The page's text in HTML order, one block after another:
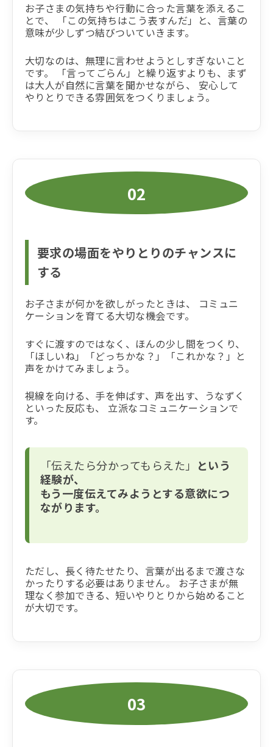
お子さまの気持ちや行動に合った言葉を添えるこ
とで、 「この気持ちはこう表すんだ」と、言葉の
意味が少しずつ結びついていきます。
大切なのは、無理に言わせようとしすぎないこと
です。 「言ってごらん」と繰り返すよりも、まず
は大人が自然に言葉を聞かせながら、 安心して
やりとりできる雰囲気をつくりましょう。
02
要求の場面をやりとりのチャンスに
する
お子さまが何かを欲しがったときは、 コミュニ
ケーションを育てる大切な機会です。
すぐに渡すのではなく、ほんの少し間をつくり、
「ほしいね」「どっちかな？」「これかな？」と
声をかけてみましょう。
視線を向ける、手を伸ばす、声を出す、うなずく
といった反応も、 立派なコミュニケーションで
す。
「伝えたら分かってもらえた」 という
経験が、
もう一度伝えてみようとする意欲につ
ながります。
ただし、長く待たせたり、言葉が出るまで渡さな
かったりする必要はありません。 お子さまが無
理なく参加できる、短いやりとりから始めること
が大切です。
03